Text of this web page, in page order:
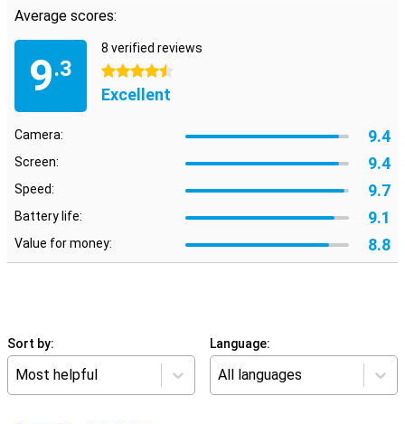
Average scores:
9.3
8 verified reviews
4.5 stars
Excellent
Camera: 9.4
Screen: 9.4
Speed: 9.7
Battery life: 9.1
Value for money: 8.8
Sort by:
Most helpful
Language:
All languages